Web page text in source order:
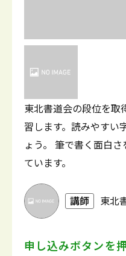
東北書道会の段位を取
習します。読みやすい
ょう。 筆で書く面白
ています。
講師 東北
申し込みボタンを